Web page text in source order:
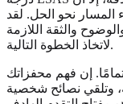
المسار نحو الحل. لقد
والثقة اللازمة
لاتخاذ الخطوة التالية.
إن فهم محفزاتك
وتلقي نصائح شخصية